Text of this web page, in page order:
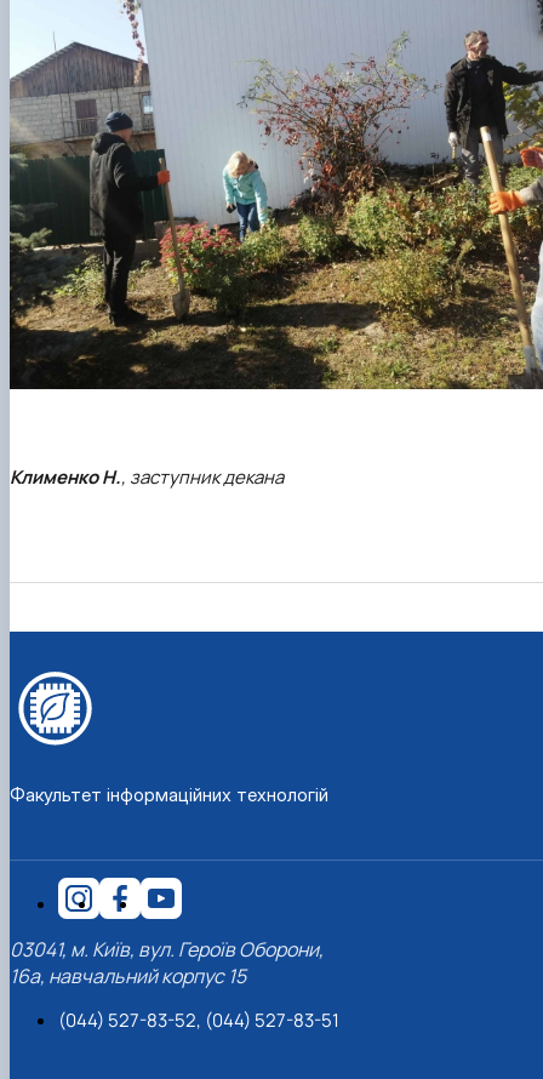
Клименко Н., заступник декана
Факультет інформаційних технологій
03041, м. Київ, вул. Героїв Оборони,
16а, навчальний корпус 15
(044) 527-83-52, (044) 527-83-51